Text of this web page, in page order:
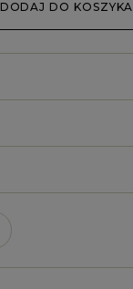
DODAJ DO KOSZYKA